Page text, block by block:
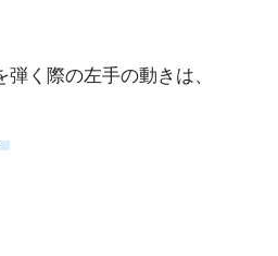
く際の左手の動きは、